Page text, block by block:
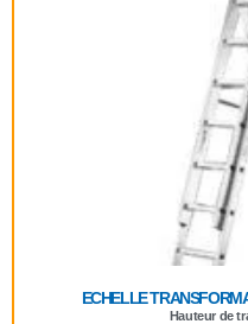
ECHELLE
Hauteur de